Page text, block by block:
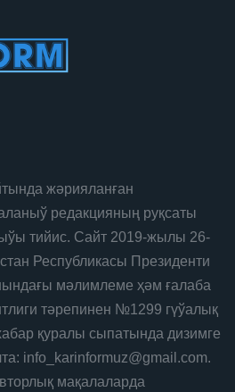
жәрияланған
редакцияның руқсаты
тийис. Сайт 2019-жылы 26-
Республикасы Президенти
мәлимлеме ҳәм ғалаба
тәрепинен №1299 гүўалық
қуралы сыпатында дизимге
info_karinformuz@gmail.com.
мақалаларда